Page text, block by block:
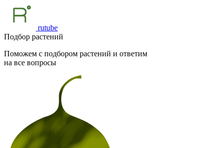
rutube
Подбор растений
Поможем с подбором растений и ответим
на все вопросы